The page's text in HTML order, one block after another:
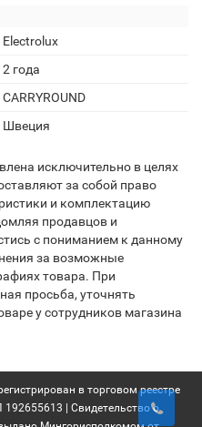
Electrolux
2 года
CARRYROUND
Швеция
исключительно в целях
за собой право
и комплектацию
продавцов и
с пониманием к данному
за возможные
товара. При
просьба, уточнять
у сотрудников магазина
в торговом реестре
| Свидетельство о